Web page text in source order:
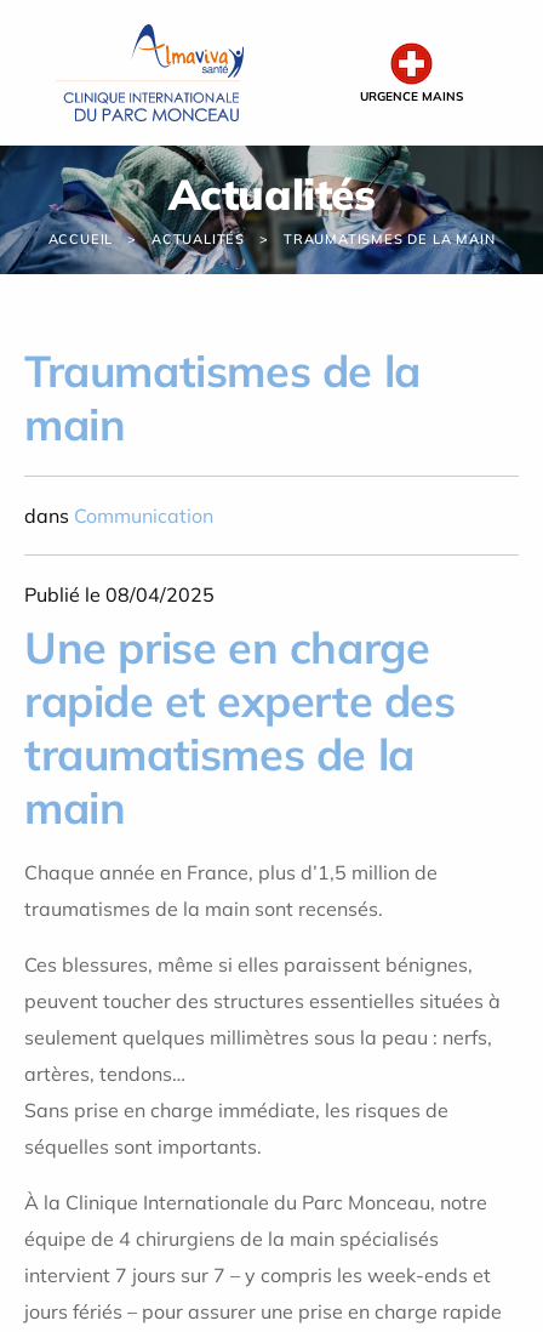
URGENCE MAINS
Actualités
ACCUEIL ACTUALITÉS TRAUMATISMES DE LA MAIN
Traumatismes de la
main
dans Communication
Publié le 08/04/2025
Une prise en charge
rapide et experte des
traumatismes de la
main
Chaque année en France, plus d’1,5 million de
traumatismes de la main sont recensés.
Ces blessures, même si elles paraissent bénignes,
peuvent toucher des structures essentielles situées à
seulement quelques millimètres sous la peau : nerfs,
artères, tendons…
Sans prise en charge immédiate, les risques de
séquelles sont importants.
À la Clinique Internationale du Parc Monceau, notre
équipe de 4 chirurgiens de la main spécialisés
intervient 7 jours sur 7 – y compris les week-ends et
jours fériés – pour assurer une prise en charge rapide